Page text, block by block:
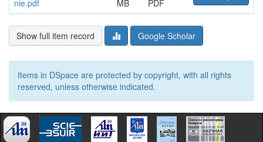
nie.pdf
MB
PDF
Show full item record Google Scholar
Items in DSpace are protected by copyright, with all rights
reserved, unless otherwise indicated.